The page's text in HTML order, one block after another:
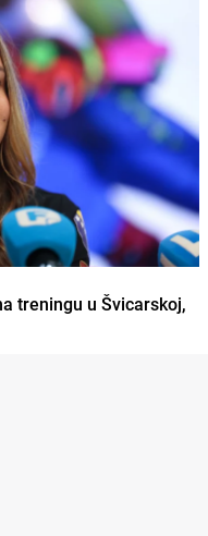
treningu u Švicarskoj,